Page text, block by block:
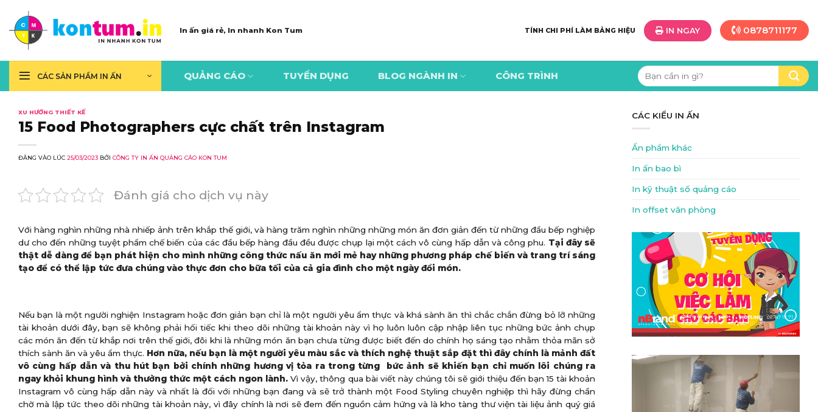
content
In ấn giá rẻ, In nhanh Kon Tum TÍNH CHI PHÍ LÀM BẢNG HIỆU IN NGAY 0878711177
CÁC SẢN PHẨM IN ẤN QUẢNG CÁO TUYỂN DỤNG BLOG NGÀNH IN CÔNG TRÌNH
Tìm
kiếm:
XU HƯỚNG THIẾT KẾ
15 Food Photographers cực chất trên Instagram
ĐĂNG VÀO LÚC 25/03/2023 BỞI CÔNG TY IN ẤN QUẢNG CÁO KON TUM
Đánh giá cho dịch vụ này
Với hàng nghìn những nhà nhiếp ảnh trên khắp thế giới, và hàng trăm nghìn những những món ăn đơn giản đến từ những đầu bếp nghiệp
dư cho đến những tuyệt phẩm chế biến của các đầu bếp hàng đầu đều được chụp lại một cách vô cùng hấp dẫn và công phu. Tại đây sẽ
thật dễ dàng để bạn phát hiện cho mình những công thức nấu ăn mới mẻ hay những phương pháp chế biến và trang trí sáng
tạo để có thể lập tức đưa chúng vào thực đơn cho bữa tối của cả gia đình cho một ngày đổi món.
Nếu bạn là một người nghiện Instagram hoặc đơn giản bạn chỉ là một người yêu ẩm thực và khá sành ăn thì chắc chắn đừng bỏ lỡ những
tài khoản dưới đây, bạn sẽ không phải hối tiếc khi theo dõi những tài khoản này vì họ luôn luôn cập nhập liên tục những bức ảnh chụp
các món ăn đến từ khắp nơi trên thế giới, đôi khi là những món ăn bạn chưa từng được biết đến do chính họ sáng tạo nhằm thỏa mãn sở
thích sành ăn và yêu ẩm thực. Hơn nữa, nếu bạn là một người yêu màu sắc và thích nghệ thuật sắp đặt thì đây chính là mảnh đất
vô cùng hấp dẫn và thu hút bạn bởi chính những hương vị tỏa ra trong từng bức ảnh sẽ khiến bạn chỉ muốn lôi chúng ra
ngay khỏi khung hình và thưởng thức một cách ngon lành. Vì vậy, thông qua bài viết này chúng tôi sẽ giới thiệu đến bạn 15 tài khoản
Instagram vô cùng hấp dẫn này và nhất là đối với những bạn đang và sẽ trở thành một Food Styling chuyên nghiệp thì hãy đừng chần
chờ mà lập tức theo dõi những tài khoản này, vì đây chính là nơi sẽ đem đến nguồn cảm hứng và là kho tàng thư viện tài liệu ảnh quý giá
CÁC KIỂU IN ẤN
Ấn phẩm khác
In ấn bao bì
In kỹ thuật số quảng cáo
In offset văn phòng